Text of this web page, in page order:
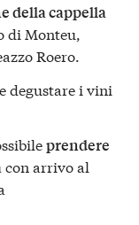
della cappella
di Monteu,
Roero.
degustare i vini
prendere
con arrivo al